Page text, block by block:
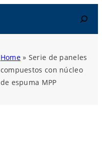
Search
Home» Serie de paneles
compuestos con núcleo
de espuma MPP